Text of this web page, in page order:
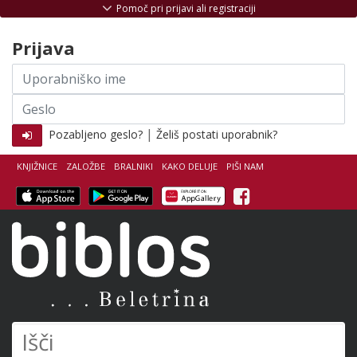
KNJIŽNICE ZALOŽBE BRALNIKI KAKO DELUJE PIŠI NAM
Facebook
Pomoč pri prijavi ali registraciji
Prijava
Uporabniško
ime
Geslo
Pozabljeno geslo? | Želiš postati uporabnik?